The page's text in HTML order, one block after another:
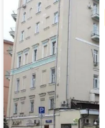
Ямской